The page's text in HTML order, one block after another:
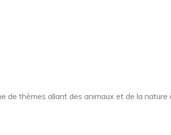
de thèmes allant des animaux et de la nature